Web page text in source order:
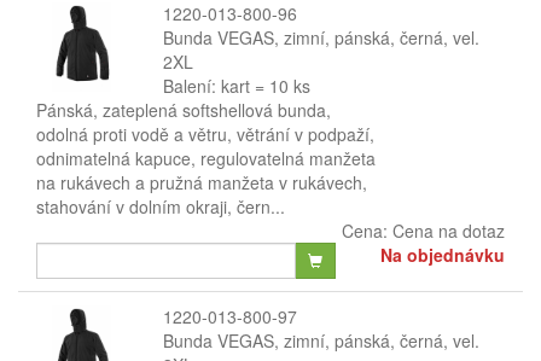
1220-013-800-96
Bunda VEGAS, zimní, pánská, černá, vel.
2XL
Balení: kart = 10 ks
Pánská, zateplená softshellová bunda,
odolná proti vodě a větru, větrání v podpaží,
odnimatelná kapuce, regulovatelná manžeta
na rukávech a pružná manžeta v rukávech,
stahování v dolním okraji, čern...
Cena: Cena na dotaz
Na objednávku
1220-013-800-97
Bunda VEGAS, zimní, pánská, černá, vel.